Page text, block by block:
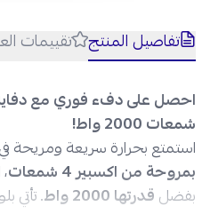
تفاصيل المنتج تقييمات
شمعات 2000 واط!
استمتع بحرارة سريعة ومريحة
بمروحة من اكسبير 4 شمعات
بفضلقدرتها 2000 واط . تأتي